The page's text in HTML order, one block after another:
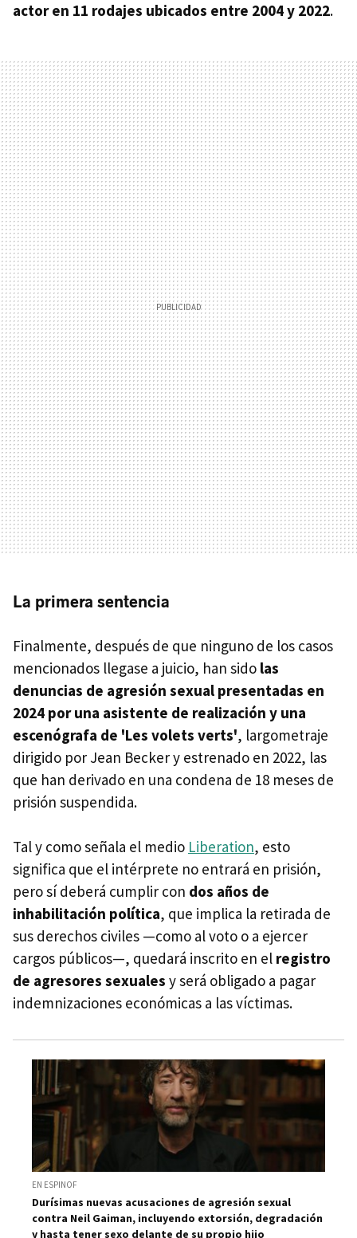
actor en 11 rodajes ubicados entre 2004 y 2022.
La primera sentencia
Finalmente, después de que ninguno de los casos
mencionados llegase a juicio, han sido las
denuncias de agresión sexual presentadas en
2024 por una asistente de realización y una
escenógrafa de 'Les volets verts', largometraje
dirigido por Jean Becker y estrenado en 2022, las
que han derivado en una condena de 18 meses de
prisión suspendida.
Tal y como señala el medio Liberation, esto
significa que el intérprete no entrará en prisión,
pero sí deberá cumplir con dos años de
inhabilitación política, que implica la retirada de
sus derechos civiles —como al voto o a ejercer
cargos públicos—, quedará inscrito en el registro
de agresores sexuales y será obligado a pagar
indemnizaciones económicas a las víctimas.
EN ESPINOF
Durísimas nuevas acusaciones de agresión sexual
contra Neil Gaiman, incluyendo extorsión, degradación
y hasta tener sexo delante de su propio hijo